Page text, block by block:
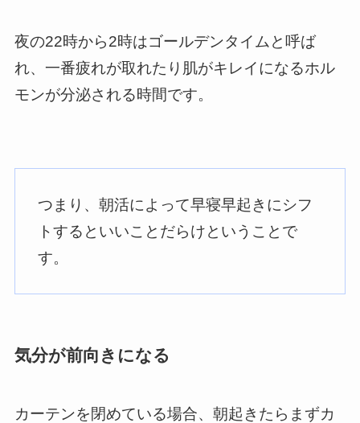
夜の22時から2時はゴールデンタイムと呼ば
れ、一番疲れが取れたり肌がキレイになるホル
モンが分泌される時間です。
つまり、朝活によって早寝早起きにシフ
トするといいことだらけということで
す。
気分が前向きになる
カーテンを閉めている場合、朝起きたらまずカ